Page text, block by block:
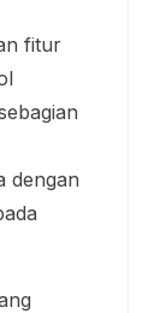
fitur
dengan